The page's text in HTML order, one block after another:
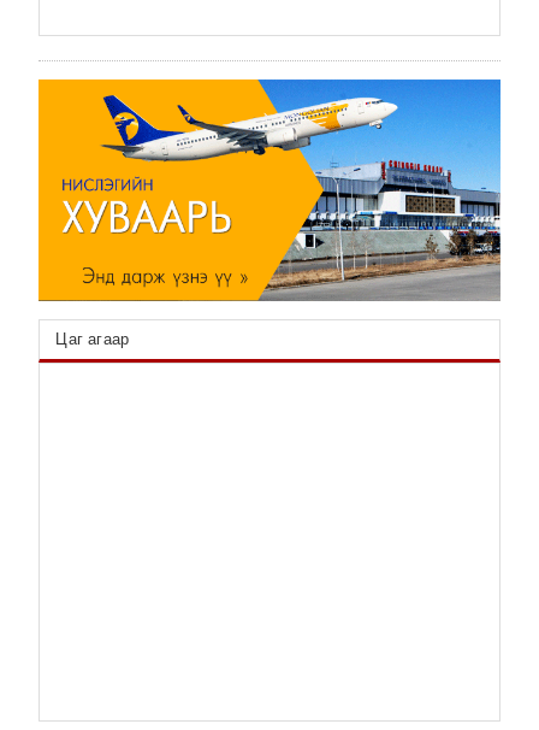
АСУУДЛААР МОНГОЛ УЛС,
ШВЕЙЦАРЫН ХОЛБООНЫ УЛСТАЙ
COP17-ын санхүүжилтын талаар Саудын
Арабтай санал солилцов
🕔
5 УЛСЫН ХАМТАРСАН МЭДЭГДЭЛД
НЭГДЭВ
🕔 2025/11/21
Цаг агаар